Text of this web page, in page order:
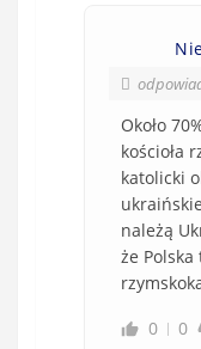
Około
kościoła
katolicki
należą
że
0
0